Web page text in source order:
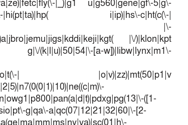
|_)|g1 u|g560|gene|gf\-5|g\-
|hi(pt|ta)|hp( i|ip)|hs\-c|ht(c(\-|
(20|go|ma)|i230|iac( |\-
|\/)|klon|kpt
[a-w])|libw|lynx|m1\-
| |o|v)|zz)|mt(50|p1|v
([1-
g|qa\-a|qc(07|12|21|32|60|\-[2-